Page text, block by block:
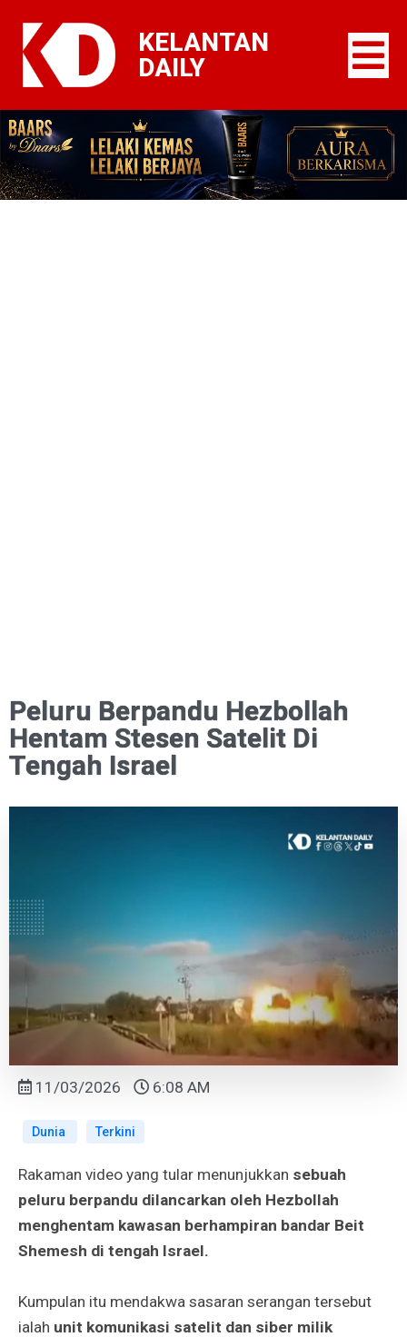
KELANTAN
DAILY
Peluru Berpandu Hezbollah
Hentam Stesen Satelit Di
Tengah Israel
11/03/2026 6:08 AM
Dunia Terkini
Rakaman video yang tular menunjukkan sebuah
peluru berpandu dilancarkan oleh Hezbollah
menghentam kawasan berhampiran bandar Beit
Shemesh di tengah Israel.
Kumpulan itu mendakwa sasaran serangan tersebut
ialah unit komunikasi satelit dan siber milik